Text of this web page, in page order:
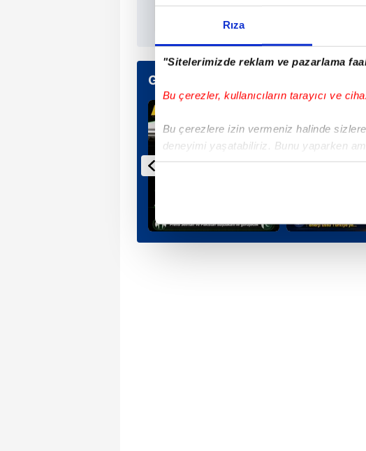
Rıza
"Sitelerimizde reklam ve pazarlama
Bu çerezler, kullanıcıların tarayıcı ve
Bu çerezlere izin vermeniz halinde
deneyimi yaşatabiliriz. Bunu yaparken
içerikleri sunabilmek adına elimizden
Sizlere daha iyi bir hizmet sunabilmek
Günün Manşetleri